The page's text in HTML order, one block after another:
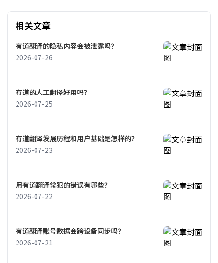
相关文章
有道翻译的隐私内容会被泄露吗？
2026-07-26
有道的人工翻译好用吗？
2026-07-25
有道翻译发展历程和用户基础是怎样的？
2026-07-23
用有道翻译常犯的错误有哪些？
2026-07-22
有道翻译账号数据会跨设备同步吗？
2026-07-21